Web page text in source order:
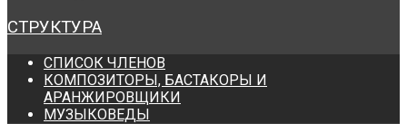
СТРУКТУРА
СПИСОК ЧЛЕНОВ
КОМПОЗИТОРЫ, БАСТАКОРЫ И
АРАНЖИРОВЩИКИ
МУЗЫКОВЕДЫ